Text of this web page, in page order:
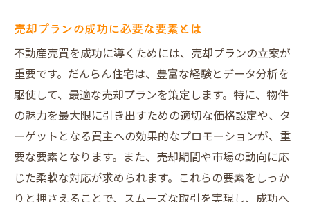
売却プランの成功に必要な要素とは
不動産売買を成功に導くためには、売却プランの立案が
重要です。だんらん住宅は、豊富な経験とデータ分析を
駆使して、最適な売却プランを策定します。特に、物件
の魅力を最大限に引き出すための適切な価格設定や、タ
ーゲットとなる買主への効果的なプロモーションが、重
要な要素となります。また、売却期間や市場の動向に応
じた柔軟な対応が求められます。これらの要素をしっか